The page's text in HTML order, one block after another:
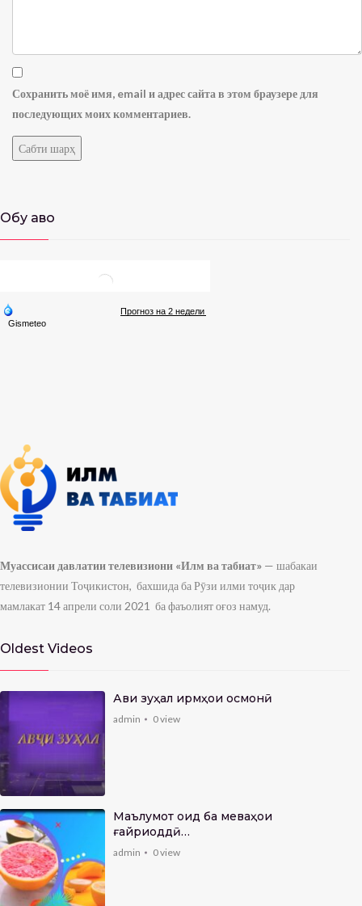
Сохранить моё имя, email и адрес сайта в этом браузере для
последующих моих комментариев.
Обу ҳаво
Муассисаи давлатии телевизиони «Илм ва табиат» — шабакаи
телевизионии Тоҷикистон, бахшида ба Рӯзи илми тоҷик дар
мамлакат 14 апрели соли 2021 ба фаъолият оғоз намуд.
Oldest Videos
Авҷи зуҳал ҷирмҳои осмонӣ
admin 0view
Маълумот оид ба меваҳои
ғайриоддӣ…
admin 0view